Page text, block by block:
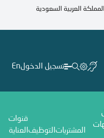
العربية السعودية
تسجيل الدخولEn
المشتريات التوظيف
قنوات
العناية